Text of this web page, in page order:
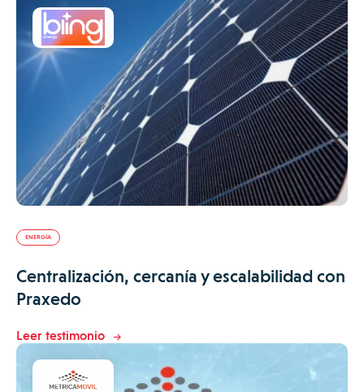
ENERGÍA
Centralización, cercanía y escalabilidad con
Praxedo
Leer testimonio